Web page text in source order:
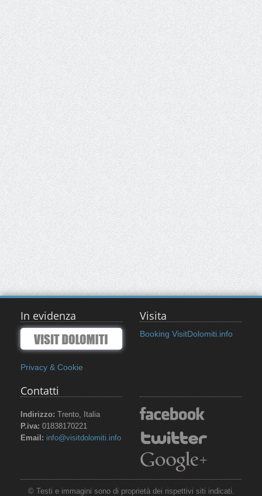
In evidenza
Privacy & Cookie
Visita
Booking VisitDolomiti.info
Contatti
Indirizzo: Trento, Italia
P.iva: 01838170221
Email: info@visitdolomiti.info
© Testi e immagini sono di proprietà dei rispettivi siti indicati.